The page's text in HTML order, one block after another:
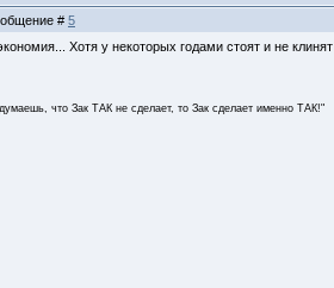
# 5
Хотя у некоторых годами стоят и не клинят
что Зак ТАК не сделает, то Зак сделает именно ТАК!"